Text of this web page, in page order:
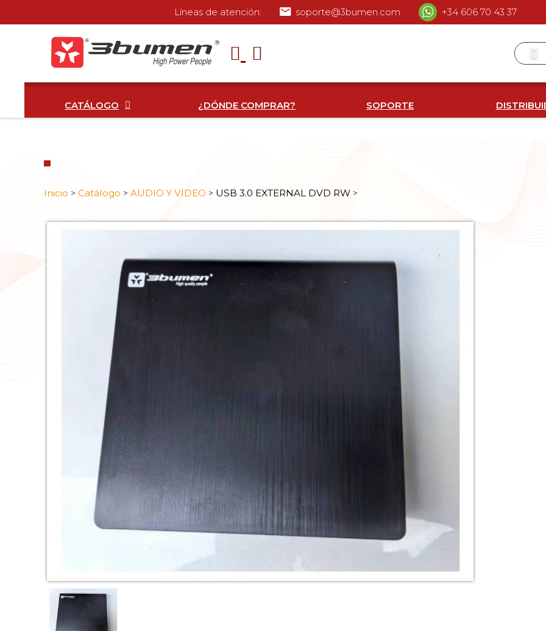
Líneas de atención: soporte@3bumen.com +34 606 70 43 37
CATÁLOGO ¿DÓNDE COMPRAR? SOPORTE
Inicio > Catálogo > AUDIO Y VIDEO > USB 3.0 EXTERNAL DVD RW >